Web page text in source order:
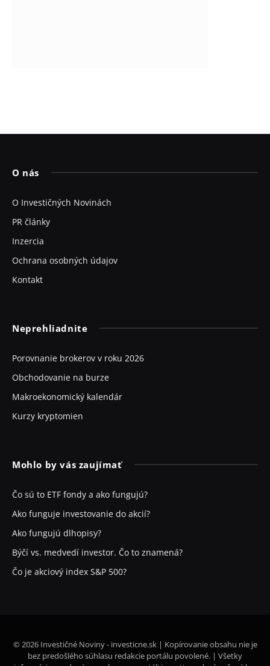
O nás
O Investičných Novinách
PR články
Inzercia
Ochrana osobných údajov
Kontakt
Neprehliadnite
Porovnanie brokerov v roku 2026
Obchodovanie na burze
Makroekonomický kalendár
Kurzy kryptomien
Mohlo by vás zaujímať
Čo sú to ETF fondy a ako fungujú?
Ako funguje investovanie do akcií?
Ako fungujú dlhopisy?
Býčí vs. medvedí investor. Čo to znamená?
Čo je akciový index S&P 500?
© 2026 Investičné Noviny - investicne.sk | Kopírovanie obsahu nie je
bez predošlého súhlasu redakcie portálu povolené. | Všetky